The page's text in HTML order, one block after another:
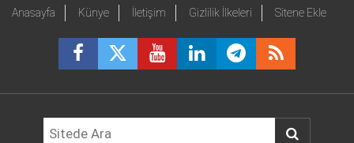
Anasayfa Künye İletişim Gizlilik İlkeleri Sitene Ekle